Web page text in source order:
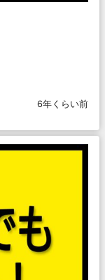
6年くらい前